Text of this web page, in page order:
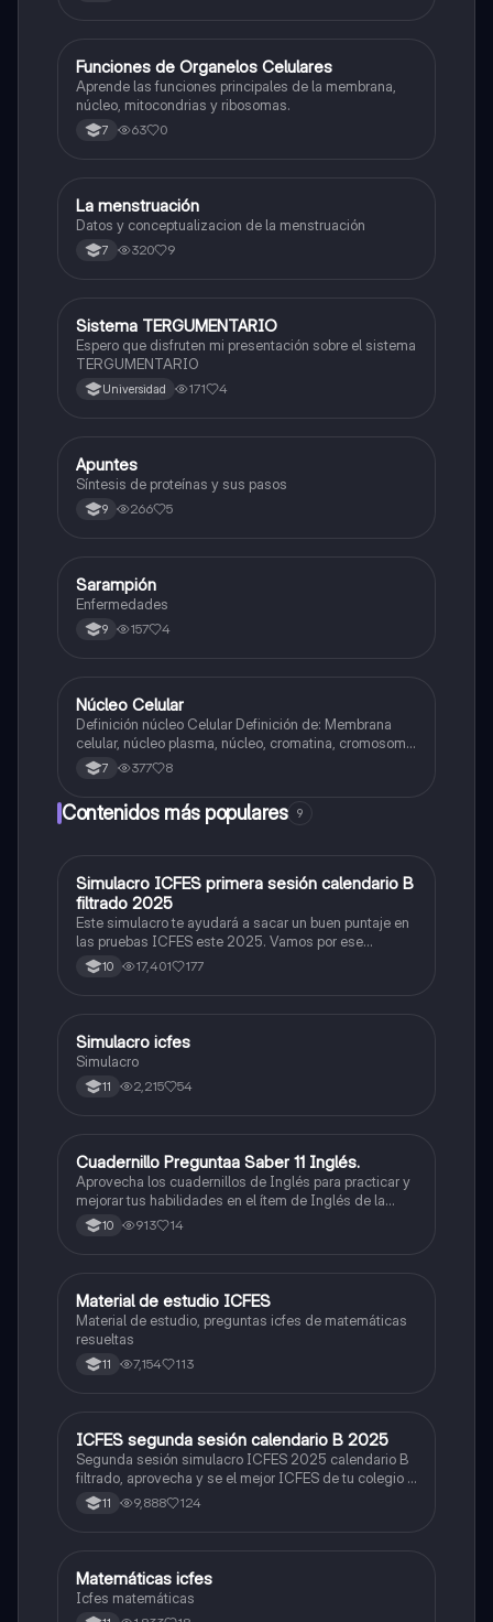
FBiologia
Funciones de Organelos Celulares
Aprende las funciones principales de la membrana,
núcleo, mitocondrias y ribosomas.
7 63 0
Biologia
La menstruación
Datos y conceptualizacion de la menstruación
7 320 9
Biologia
Sistema TERGUMENTARIO
Espero que disfruten mi presentación sobre el sistema
TERGUMENTARIO
Universidad 171 4
Biologia
Apuntes
Síntesis de proteínas y sus pasos
9 266 5
Biologia
Sarampión
Enfermedades
9 157 4
Biologia
Núcleo Celular
Definición núcleo Celular Definición de: Membrana
celular, núcleo plasma, núcleo, cromatina, cromosoma
Interfase Fases de la interfase
7 377 8
Contenidos más populares 9
ICFES: Matemáticas
Simulacro ICFES primera sesión calendario B
filtrado 2025
Este simulacro te ayudará a sacar un buen puntaje en
las pruebas ICFES este 2025. Vamos por ese
500/500. Y poder ser admitido en la universidad que
quieras, estudiar la carrera que quieres y no la que te
10 17,401 177
ICFES: Lectura Crítica
Simulacro icfes
Simulacro
11 2,215 54
ICFES: Inglés
Cuadernillo Preguntaa Saber 11 Inglés.
Aprovecha los cuadernillos de Inglés para practicar y
mejorar tus habilidades en el ítem de Inglés de la
Prueba Saber 11. 🫡
10 913 14
ICFES: Matemáticas
Material de estudio ICFES
Material de estudio, preguntas icfes de matemáticas
resueltas
11 7,154 113
ICFES: Lectura Crítica
ICFES segunda sesión calendario B 2025
Segunda sesión simulacro ICFES 2025 calendario B
filtrado, aprovecha y se el mejor ICFES de tu colegio y
poder ingresar a universidad, y estudiar aquella
carrera con la que tanto sueñas.
11 9,888 124
ICFES: Matemáticas
Matemáticas icfes
Icfes matemáticas